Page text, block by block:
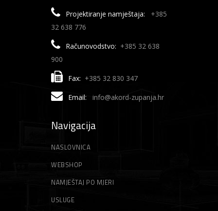
Projektiranje namještaja:
+385
32 638 776
Računovodstvo: +385 32 638
900
Fax: +385 32 830 347
Email: info@akord-zupanja.hr
Navigacija
NASLOVNICA
WEBSHOP
NAMJEŠTAJ PO MJERI
USLUGE